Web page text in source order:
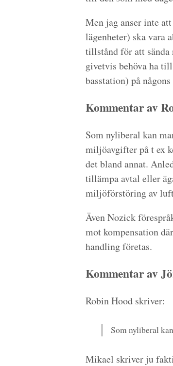
Men jag anser inte
lägenheter) ska vara
tillstånd för att sända
givetvis behöva ha
basstation) på
Kommentar av
Som nyliberal kan
miljöavgifter på t ex
det bland annat.
tillämpa avtal eller
miljöförstöring av
Även Nozick
mot kompensation
handling företas.
Kommentar av
Robin Hood skriver:
Som nyliberal
Mikael skriver ju